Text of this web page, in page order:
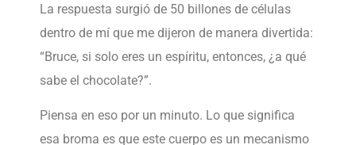
La respuesta surgió de 50 billones de células
dentro de mí que me dijeron de manera divertida:
“Bruce, si solo eres un espíritu, entonces, ¿a qué
sabe el chocolate?”.
Piensa en eso por un minuto. Lo que significa
esa broma es que este cuerpo es un mecanismo